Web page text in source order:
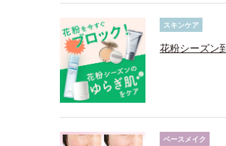
スキンケア
花粉シーズン
ベースメイク